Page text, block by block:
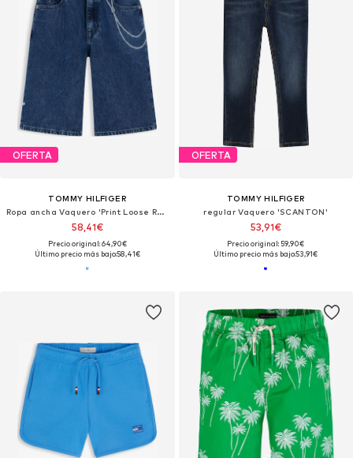
OFERTA
TOMMY HILFIGER
Ropa ancha Vaquero 'Print Loose Relaxed'
58,41€
Precio original: 64,90€
Último precio más bajo:58,41€
OFERTA
TOMMY HILFIGER
regular Vaquero 'SCANTON'
53,91€
Precio original: 59,90€
Último precio más bajo:53,91€